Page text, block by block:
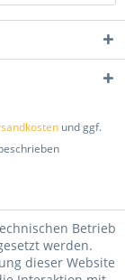
und ggf.
Betrieb
werden.
dieser Website